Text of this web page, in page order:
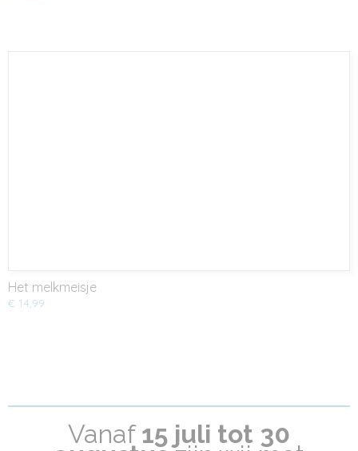
Het melkmeisje
€ 14,99
Vanaf15 juli tot 30